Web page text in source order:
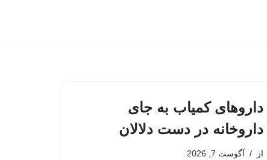
داروهای کمیاب به جای
داروخانه در دست دلالان
از آگوست 7, 2026